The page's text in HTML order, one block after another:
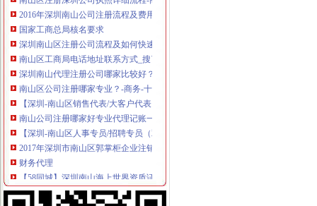
2016年深圳南山公司注册流程及费用_搜狐其它_搜狐网
国家工商总局核名要求
深圳南山区注册公司流程及如何快速注册_搜狐财经_搜狐网
南山区工商局电话地址联系方式_搜了网
深圳南山代理注册公司哪家比较好？-商务-十堰网
南山区公司注册哪家专业？-商务-十堰网
【深圳-南山区销售代表/大客户代表（高提成+双休）_销售代表/大客户
南山公司注册哪家好专业代理记账一般纳税人变更-深圳58同城
【深圳-南山区人事专员/招聘专员（双休））_人事专员/招聘专员（双
2017年深圳市南山区郭掌柜企业注销公司手续及材料-商务服务
财务代理
【58同城】深圳南山海上世界资质证书办理_企业资质代理_资质代办机
深圳南山出口退税培训课程_职场天地_天涯论坛_天涯社区
在深圳注册公司